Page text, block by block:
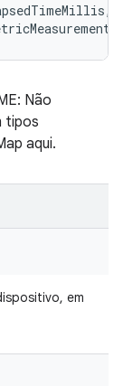
Não
tipos
aqui.
em